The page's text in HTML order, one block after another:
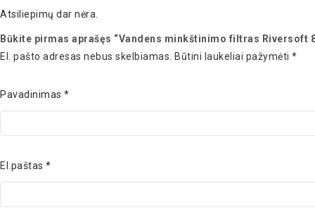
Atsiliepimų dar nėra.
Būkite pirmas aprašęs “Vandens minkštinimo filtras Riversoft
El. pašto adresas nebus skelbiamas. Būtini laukeliai pažymėti *
Pavadinimas *
El.paštas *